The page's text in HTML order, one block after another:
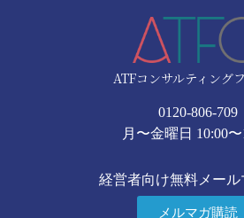
ATFコンサルティング
0120-806-709
月〜金曜日 10:00〜
経営者向け無料メール
メルマガ購読